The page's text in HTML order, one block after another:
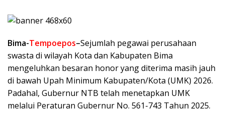
Bima-Tempoepos–Sejumlah pegawai perusahaan
swasta di wilayah Kota dan Kabupaten Bima
mengeluhkan besaran honor yang diterima masih jauh
di bawah Upah Minimum Kabupaten/Kota (UMK) 2026.
Padahal, Gubernur NTB telah menetapkan UMK
melalui Peraturan Gubernur No. 561-743 Tahun 2025.